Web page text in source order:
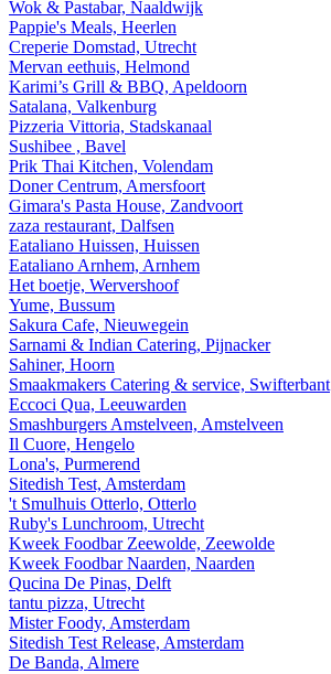
Wok & Pastabar, Naaldwijk
Pappie's Meals, Heerlen
Creperie Domstad, Utrecht
Mervan eethuis, Helmond
Karimi’s Grill & BBQ, Apeldoorn
Satalana, Valkenburg
Pizzeria Vittoria, Stadskanaal
Sushibee , Bavel
Prik Thai Kitchen, Volendam
Doner Centrum, Amersfoort
Gimara's Pasta House, Zandvoort
zaza restaurant, Dalfsen
Eataliano Huissen, Huissen
Eataliano Arnhem, Arnhem
Het boetje, Wervershoof
Yume, Bussum
Sakura Cafe, Nieuwegein
Sarnami & Indian Catering, Pijnacker
Sahiner, Hoorn
Smaakmakers Catering & service, Swifterbant
Eccoci Qua, Leeuwarden
Smashburgers Amstelveen, Amstelveen
Il Cuore, Hengelo
Lona's, Purmerend
Sitedish Test, Amsterdam
't Smulhuis Otterlo, Otterlo
Ruby's Lunchroom, Utrecht
Kweek Foodbar Zeewolde, Zeewolde
Kweek Foodbar Naarden, Naarden
Qucina De Pinas, Delft
tantu pizza, Utrecht
Mister Foody, Amsterdam
Sitedish Test Release, Amsterdam
De Banda, Almere